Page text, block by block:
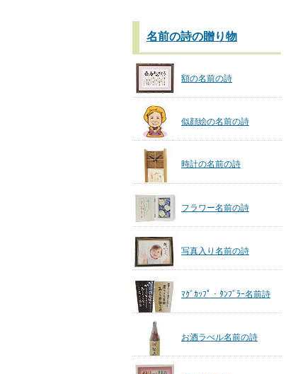
名前の詩の贈り物
額の名前の詩
似顔絵の名前の詩
時計の名前の詩
フラワー名前の詩
写真入り名前の詩
ﾏｸﾞｶｯﾌﾟ・ﾀﾝﾌﾞﾗｰ名前詩
お酒ラべル名前の詩